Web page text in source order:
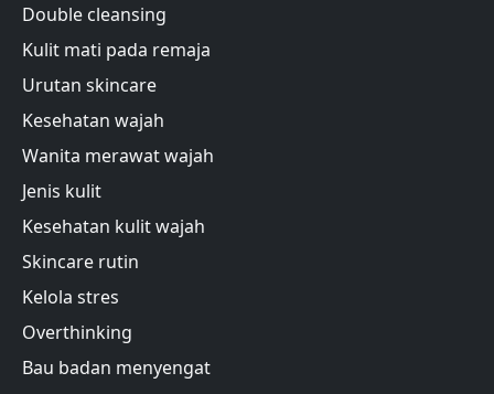
Double cleansing
Kulit mati pada remaja
Urutan skincare
Kesehatan wajah
Wanita merawat wajah
Jenis kulit
Kesehatan kulit wajah
Skincare rutin
Kelola stres
Overthinking
Bau badan menyengat